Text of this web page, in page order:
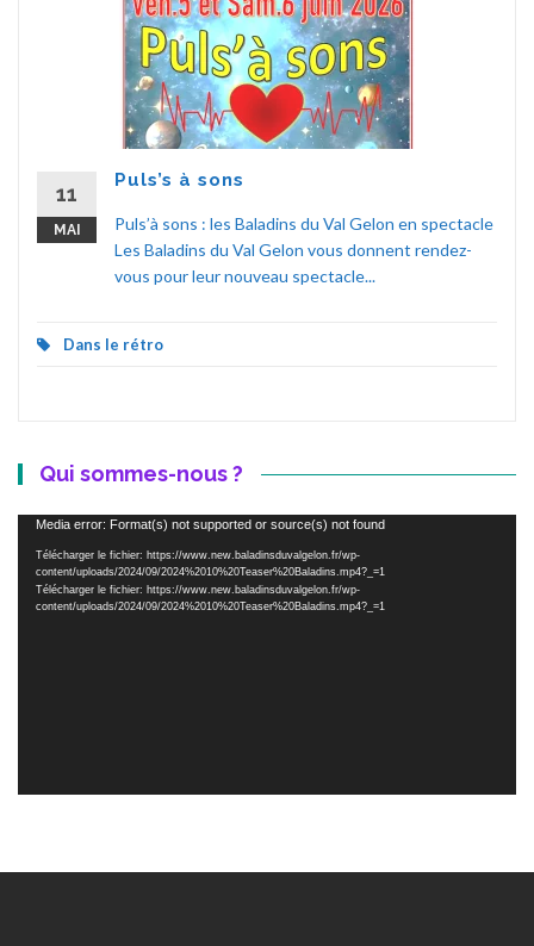
11
MAI
Puls’s à sons
Puls’à sons : les Baladins du Val Gelon en spectacle
Les Baladins du Val Gelon vous donnent rendez-
vous pour leur nouveau spectacle...
Dans le rétro
Qui sommes-nous ?
Lecteur
vidéo
Media error: Format(s) not supported or source(s) not found
Télécharger le fichier: https://www.new.baladinsduvalgelon.fr/wp-
content/uploads/2024/09/2024%2010%20Teaser%20Baladins.mp4?_=1
Télécharger le fichier: https://www.new.baladinsduvalgelon.fr/wp-
content/uploads/2024/09/2024%2010%20Teaser%20Baladins.mp4?_=1